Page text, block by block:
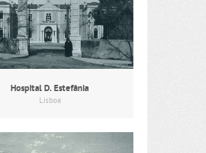
Hospital D. Estefânia
Lisboa